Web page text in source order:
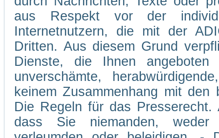
aus Respekt vor der
Internetnutzern, die mit der
Dritten. Aus diesem Grund
Dienste, die Ihnen angeboten
unverschämte,
keinem Zusammenhang mit
Die Regeln für das
dass Sie niemanden, weder